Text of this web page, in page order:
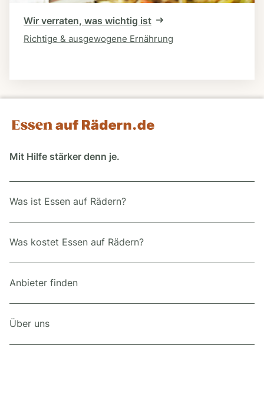
Wir verraten, was wichtig ist
Richtige & ausgewogene Ernährung
Mit Hilfe stärker denn je.
Was ist Essen auf Rädern?
Was kostet Essen auf Rädern?
Anbieter finden
Über uns